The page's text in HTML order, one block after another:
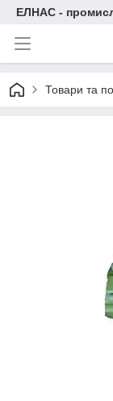
ЕЛНАС -
Товари та